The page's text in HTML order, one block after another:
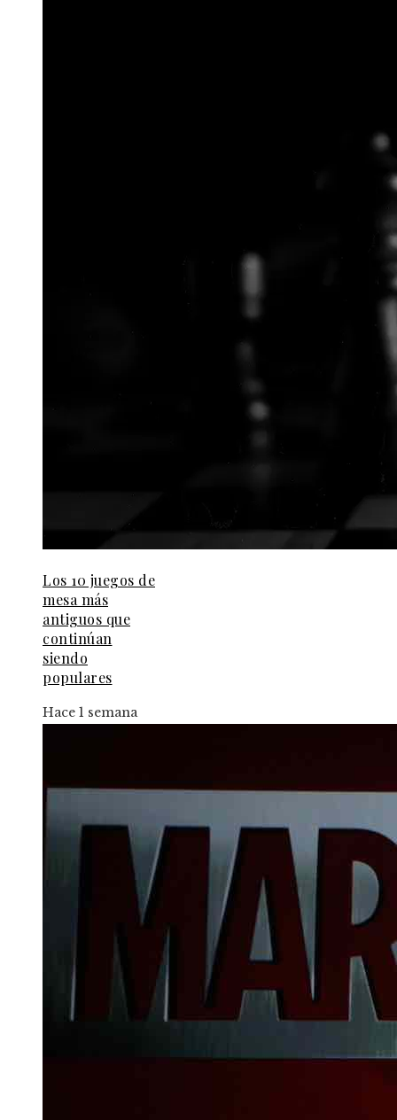
Los 10 juegos de
mesa más
antiguos que
continúan
siendo
populares
Hace 1 semana